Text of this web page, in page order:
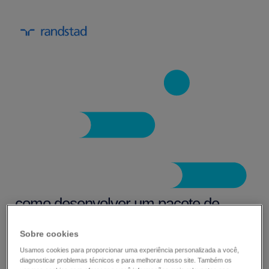
como desenvolver um pacote de
Com os salários em alta em quase todas as
Sobre cookies
Usamos cookies para proporcionar uma experiência personalizada a você,
diagnosticar problemas técnicos e para melhorar nosso site. Também os